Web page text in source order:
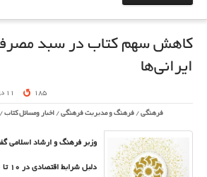
کاهش سهم کتاب در سبد
ایرانی‌ها
11 دی 1348, 03:30 185
فرهنگی / فرهنگ و مدیریت فرهنگی / اخبار ومسائل کتاب /
وزیر فرهنگ و ارشاد اسلامی